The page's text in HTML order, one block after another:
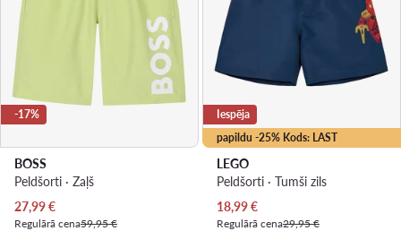
-17%
BOSS
Peldšorti · Zaļš
Pašreizējā cena
27,99€
Regulārā cena59,95 €
papildu -25% Kods: LAST
Iespēja
LEGO
Peldšorti · Tumši zils
Pašreizējā cena
18,99€
Regulārā cena29,95 €